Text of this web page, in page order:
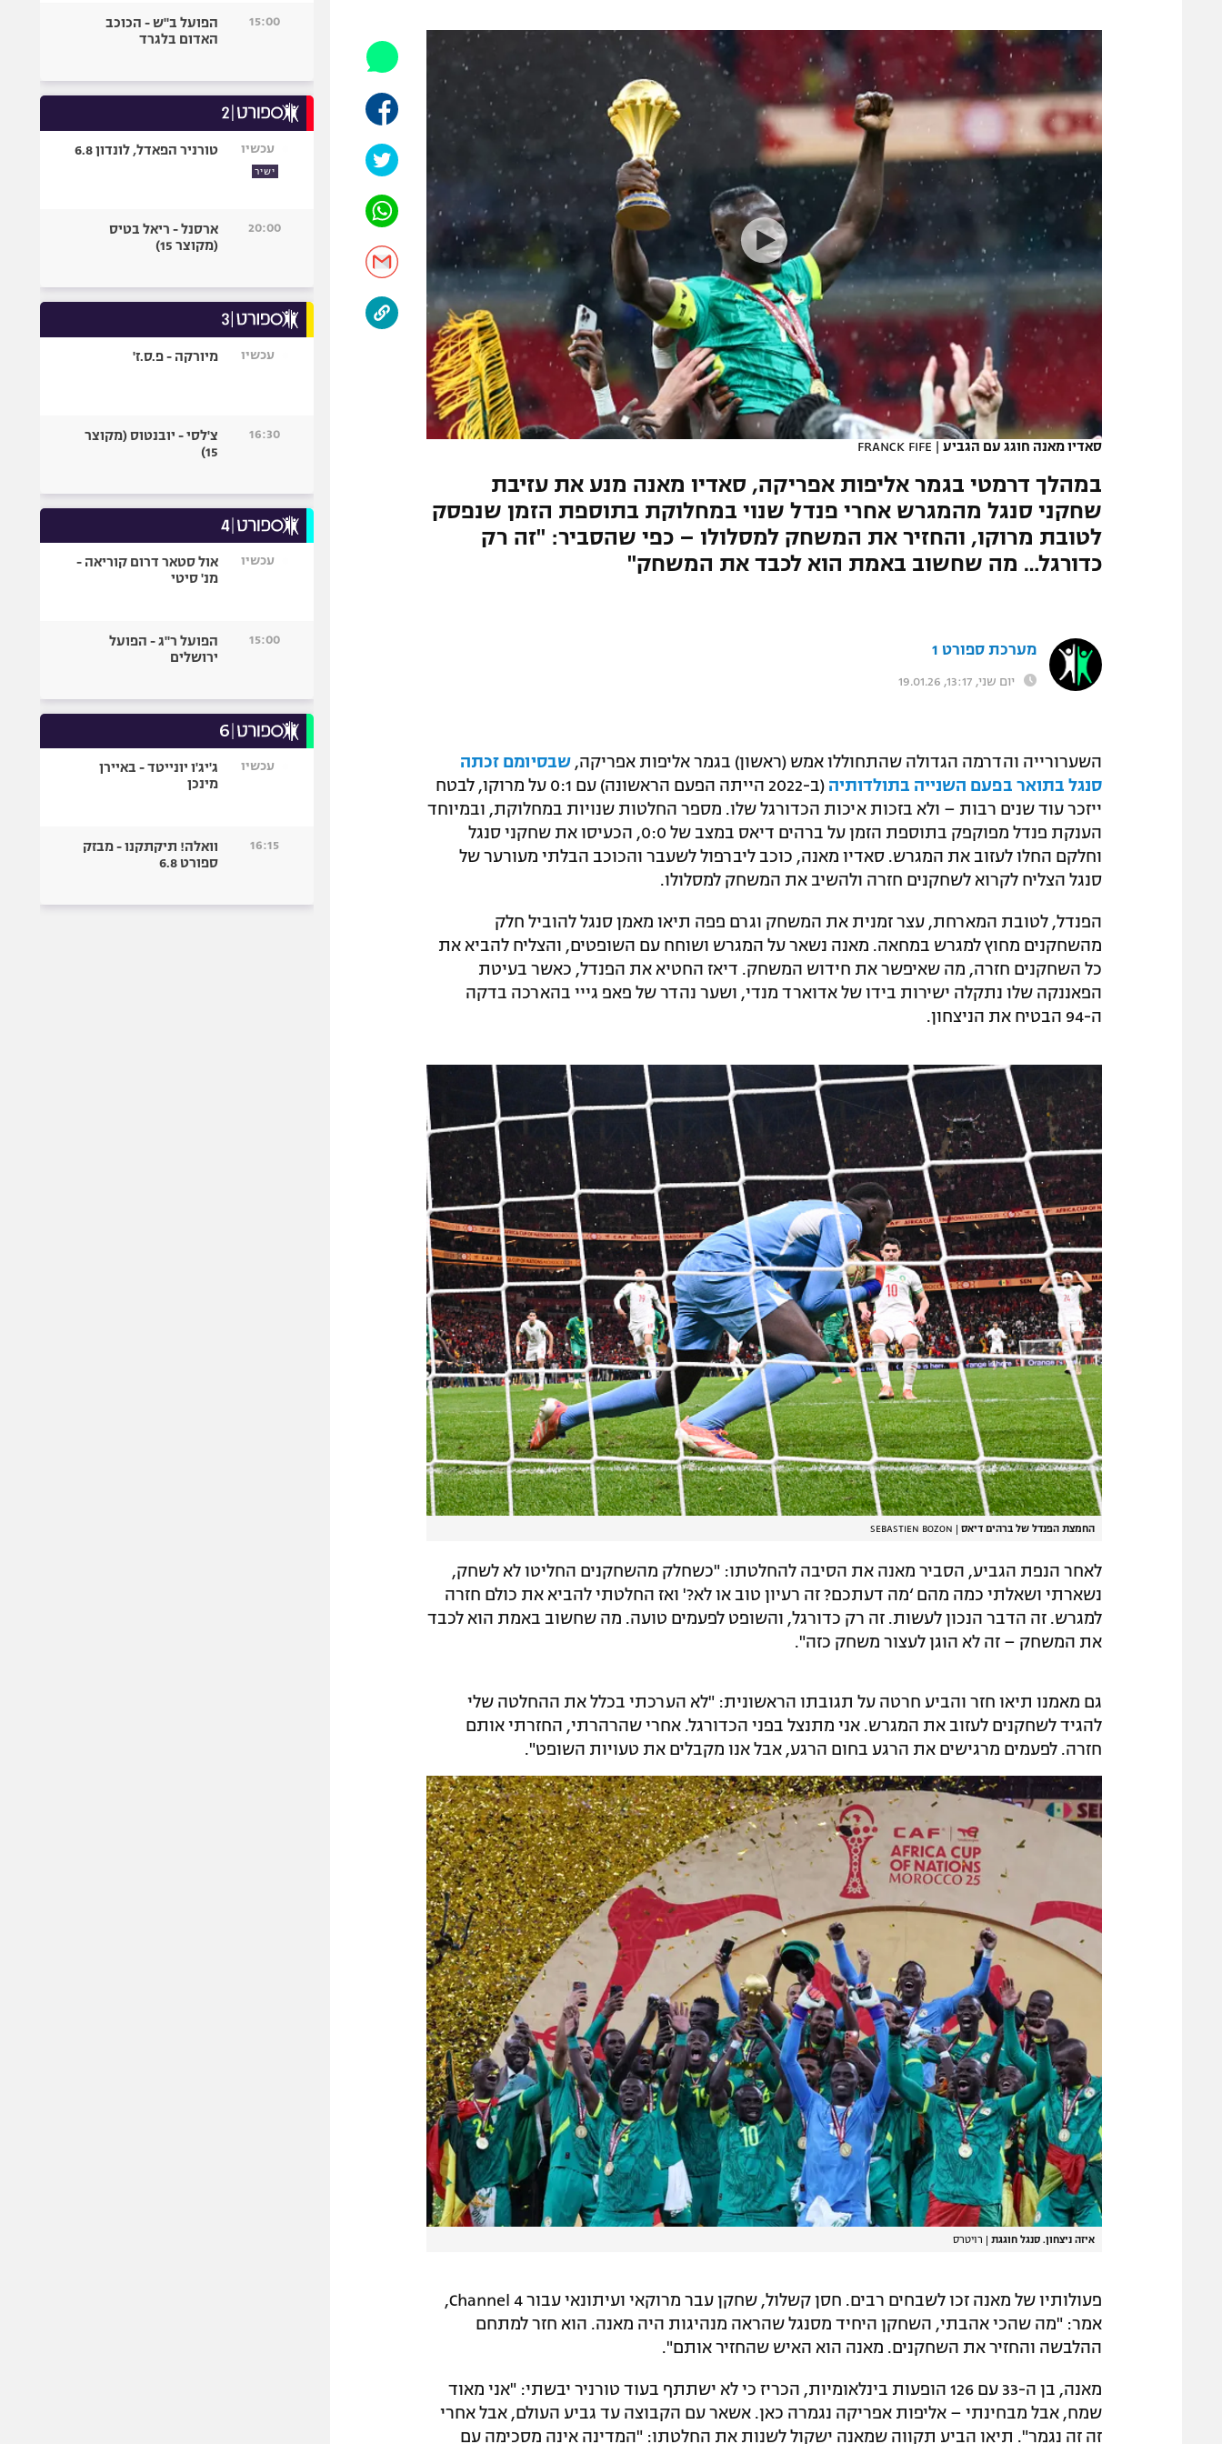
תקנון משתתפים וזוכים בפרסים
תקנון עבור פעילות אלקטרה
תקנון עבור פעילות ספורט 1 – "מרלן"
טניס
גיימינג E-Sports
תנאי שימוש
מדיניות פרטיות
תקנון פעילות ספורט 1
רשיון להקרנה פומבית לבית עסק
הצטרפות לחבילת הערוצים
לוח דרושים – ג'ובנט
המגזין
הפועל תל אביב
הפועל חיפה
הפועל באר שבע
מכבי נתניה
בני יהודה
ליגה סינית
ליגה ברזילאית
ליגות נוספות
אופניים
כדורמים
פוטבול אמריקאי NFL
גיימינג E-Sports
סאדיו מאנה חוגג עם הגביע |
FRANCK FIFE
במהלך דרמטי בגמר אליפות אפריקה, סאדיו מאנה מנע את עזיבת
שחקני סנגל מהמגרש אחרי פנדל שנוי במחלוקת בתוספת הזמן שנפסק
לטובת מרוקו, והחזיר את המשחק למסלולו – כפי שהסביר: "זה רק
כדורגל… מה שחשוב באמת הוא לכבד את המשחק"
מערכת ספורט 1
יום שני, 13:17, 19.01.26
השערורייה והדרמה הגדולה שהתחוללו אמש (ראשון) בגמר אליפות אפריקה, שבסיומם זכתה
סנגל בתואר בפעם השנייה בתולדותיה
(ב-2022 הייתה הפעם הראשונה) עם 0:1 על מרוקו, לבטח
ייזכר עוד שנים רבות – ולא בזכות איכות הכדורגל שלו. מספר החלטות שנויות במחלוקת, ובמיוחד
הענקת פנדל מפוקפק בתוספת הזמן על ברהים דיאס במצב של 0:0, הכעיסו את שחקני סנגל
וחלקם החלו לעזוב את המגרש. סאדיו מאנה, כוכב ליברפול לשעבר והכוכב הבלתי מעורער של
סנגל הצליח לקרוא לשחקנים חזרה ולהשיב את המשחק למסלולו.
הפנדל, לטובת המארחת, עצר זמנית את המשחק וגרם פפה תיאו מאמן סנגל להוביל חלק
מהשחקנים מחוץ למגרש במחאה. מאנה נשאר על המגרש ושוחח עם השופטים, והצליח להביא את
כל השחקנים חזרה, מה שאיפשר את חידוש המשחק. דיאז החטיא את הפנדל, כאשר בעיטת
הפאננקה שלו נתקלה ישירות בידו של אדוארד מנדי, ושער נהדר של פאפ גייי בהארכה בדקה
ה-94 הבטיח את הניצחון.
החמצת הפנדל של ברהים דיאס |
SEBASTIEN BOZON
לאחר הנפת הגביע, הסביר מאנה את הסיבה להחלטתו: "כשחלק מהשחקנים החליטו לא לשחק,
נשארתי ושאלתי כמה מהם ‘מה דעתכם? זה רעיון טוב או לא?' ואז החלטתי להביא את כולם חזרה
למגרש. זה הדבר הנכון לעשות. זה רק כדורגל, והשופט לפעמים טועה. מה שחשוב באמת הוא לכבד
את המשחק – זה לא הוגן לעצור משחק כזה".
גם מאמנו תיאו חזר והביע חרטה על תגובתו הראשונית: "לא הערכתי בכלל את ההחלטה שלי
להגיד לשחקנים לעזוב את המגרש. אני מתנצל בפני הכדורגל. אחרי שהרהרתי, החזרתי אותם
חזרה. לפעמים מרגישים את הרגע בחום הרגע, אבל אנו מקבלים את טעויות השופט".
איזה ניצחון. סנגל חוגגת | רויטרס
פעולותיו של מאנה זכו לשבחים רבים. חסן קשלול, שחקן עבר מרוקאי ועיתונאי עבור Channel 4,
אמר: "מה שהכי אהבתי, השחקן היחיד מסנגל שהראה מנהיגות היה מאנה. הוא חזר למתחם
ההלבשה והחזיר את השחקנים. מאנה הוא האיש שהחזיר אותם".
מאנה, בן ה-33 עם 126 הופעות בינלאומיות, הכריז כי לא ישתתף בעוד טורניר יבשתי: "אני מאוד
שמח, אבל מבחינתי – אליפות אפריקה נגמרה כאן. אשאר עם הקבוצה עד גביע העולם, אבל אחרי
זה זה נגמר". תיאו הביע תקווה שמאנה ישקול לשנות את החלטתו: "המדינה אינה מסכימה עם
15:00
הפועל ב"ש - הכוכב
האדום בלגרד
עכשיו
ישיר
טורניר הפאדל, לונדון 6.8
20:00
ארסנל - ריאל בטיס
(מקוצר 15)
עכשיו מיורקה - פ.ס.ז'
16:30
צ'לסי - יובנטוס (מקוצר
15)
עכשיו
אול סטאר דרום קוריאה -
מנ' סיטי
15:00
הפועל ר"ג - הפועל
ירושלים
עכשיו
ג'יג'ו יונייטד - באיירן
מינכן
16:15
וואלה! תיקתקנו - מבזק
ספורט 6.8